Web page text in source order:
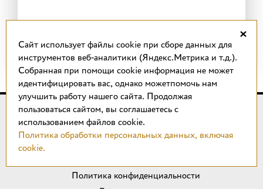
© 2018 – 2026 КОТТО design
Магазин качественной плитки, светильников, напольных
покрытий и сантехники.
Политика конфиденциальности
×
Cайт использует файлы cookie при сборе данных для
инструментов веб-аналитики (Яндекс.Метрика и т.д.).
Собранная при помощи cookie информация не может
идентифицировать вас, однако можетпомочь нам
улучшить работу нашего сайта. Продолжая
пользоваться сайтом, вы соглашаетесь с
использованием файлов cookie.
Политика обработки персональных данных, включая
cookie.